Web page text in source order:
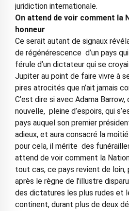
juridiction internationale.
On attend de voir comment la
honneur
Ce serait autant de signaux
de régénérescence d’un pays
férule d’un dictateur qui se
Jupiter au point de faire vivre à
pires atrocités que n’ait jamais
C’est dire si avec Adama Barrow,
nouvelle, pleine d’espoirs, qui
pays auquel son premier
adieux, et aura consacré la
pour cela, il mérite des
attend de voir comment la Nation
tout cas, ce pays revient de
après le règne de l’illustre
des dictatures les plus rudes et
continent, durant plus de deux